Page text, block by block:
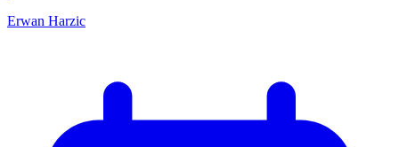
Erwan Harzic